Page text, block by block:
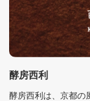
酵房西利
酵房西利は、京都の